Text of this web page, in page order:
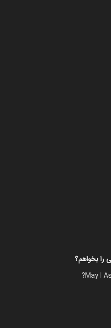
را بخواهم؟
May I